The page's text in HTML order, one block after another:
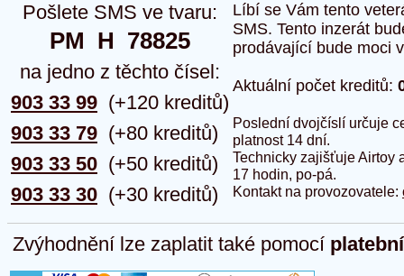
Pošlete SMS ve tvaru:
PM  H  78825
na jedno z těchto čísel:
903 33 99
903 33 79
903 33 50
903 33 30
(+120 kreditů)
(+80 kreditů)
(+50 kreditů)
(+30 kreditů)
Líbí se Vám tento
SMS. Tento inzerát
prodávající bude moci
Aktuální počet kreditů:
Poslední dvojčíslí určuje
platnost 14 dní.
Technicky zajišťuje Airtoy
17 hodin, po-pá.
Kontakt na provozovatele:
Zvýhodnění lze zaplatit také pomocí